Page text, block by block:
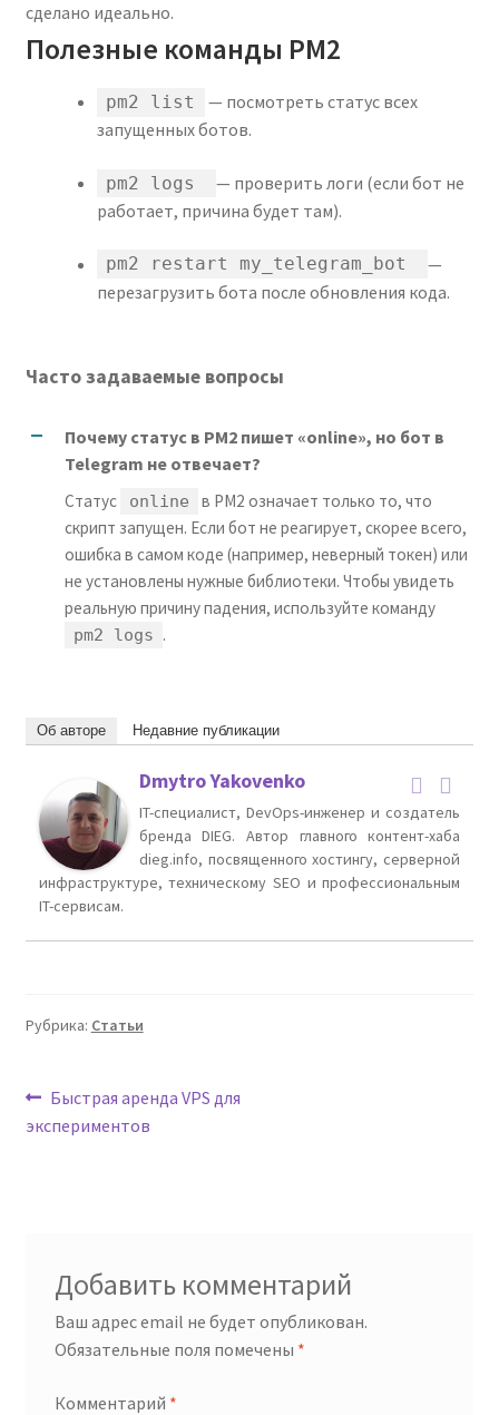
сделано идеально.
Полезные команды PM2
pm2 list
— посмотреть статус всех
запущенных ботов.
pm2 logs
— проверить логи (если бот не
работает, причина будет там).
pm2 restart my_telegram_bot
—
перезагрузить бота после обновления кода.
Часто задаваемые вопросы
Почему статус в PM2 пишет «online», но бот в
Telegram не отвечает?
Статус online
в PM2 означает только то, что
скрипт запущен. Если бот не реагирует, скорее всего,
ошибка в самом коде (например, неверный токен) или
не установлены нужные библиотеки. Чтобы увидеть
реальную причину падения, используйте команду
pm2 logs .
Об авторе Недавние публикации
Dmytro Yakovenko
IT-специалист, DevOps-инженер и создатель
бренда DIEG. Автор главного контент-хаба
dieg.info, посвященного хостингу, серверной
инфраструктуре, техническому SEO и профессиональным
IT-сервисам.
Рубрика: Статьи
Навигация
по
Предыдущая
запись:
Быстрая аренда VPS для
экспериментов
Добавить комментарий
Ваш адрес email не будет опубликован.
Обязательные поля помечены *
Комментарий *